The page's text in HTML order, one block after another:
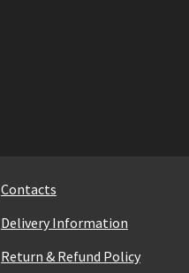
Contacts
Delivery Information
Return & Refund Policy